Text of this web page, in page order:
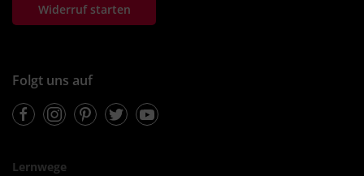
Widerruf starten
Folgt uns auf
FacebookInstagramPinterestTwitterYoutube
Lernwege